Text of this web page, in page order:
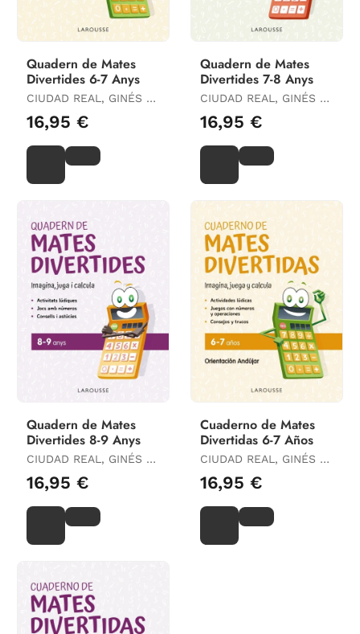
Quadern de Mates
Divertides 6-7 Anys
CIUDAD REAL, GINÉS /
16,95 €
Quadern de Mates
Divertides 7-8 Anys
CIUDAD REAL, GINÉS /
16,95 €
Quadern de Mates
Divertides 8-9 Anys
CIUDAD REAL, GINÉS /
16,95 €
Cuaderno de Mates
Divertidas 6-7 Años
CIUDAD REAL, GINÉS /
16,95 €